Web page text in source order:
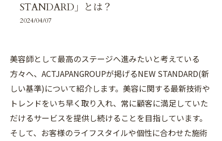
STANDARD」とは？
2024/04/07
美容師として最高のステージへ進みたいと考えている
方々へ、ACTJAPANGROUPが掲げるNEW STANDARD(新
しい基準)について紹介します。美容に関する最新技術や
トレンドをいち早く取り入れ、常に顧客に満足していた
だけるサービスを提供し続けることを目指しています。
そして、お客様のライフスタイルや個性に合わせた施術